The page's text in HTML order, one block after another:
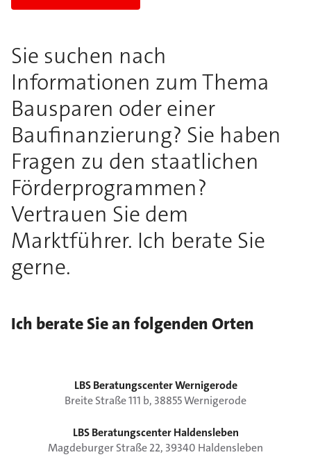
Sie suchen nach
Informationen zum Thema
Bausparen oder einer
Baufinanzierung? Sie haben
Fragen zu den staatlichen
Förderprogrammen?
Vertrauen Sie dem
Marktführer. Ich berate Sie
gerne.
Ich berate Sie an folgenden Orten
LBS Beratungscenter Wernigerode
Breite Straße111 b, 38855Wernigerode
LBS Beratungscenter Haldensleben
Magdeburger Straße22, 39340 Haldensleben